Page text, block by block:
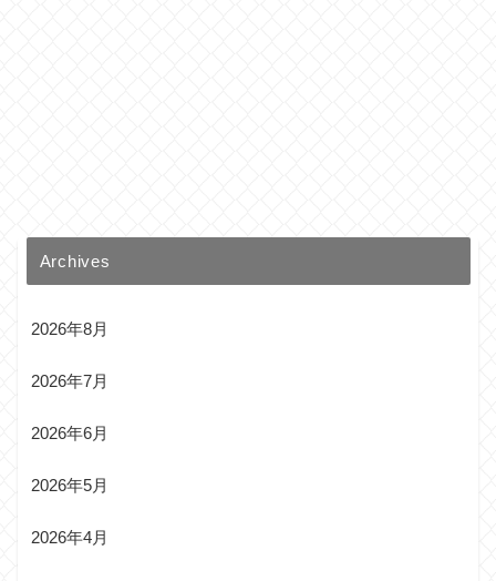
Archives
2026年8月
2026年7月
2026年6月
2026年5月
2026年4月